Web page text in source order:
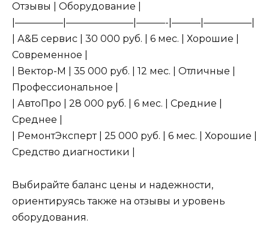
Отзывы | Оборудование |
|—————|———————|———-|———|—————|
| А&Б сервис | 30 000 руб. | 6 мес. | Хорошие |
Современное |
| Вектор-М | 35 000 руб. | 12 мес. | Отличные |
Профессиональное |
| АвтоПро | 28 000 руб. | 6 мес. | Средние |
Среднее |
| РемонтЭксперт | 25 000 руб. | 6 мес. | Хорошие |
Средство диагностики |
Выбирайте баланс цены и надежности,
ориентируясь также на отзывы и уровень
оборудования.